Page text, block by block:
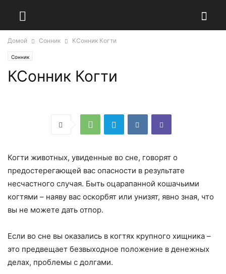
Домой Сонник КСонник Когти
Сонник
КСонник Когти
Когти животных, увиденные во сне, говорят о
предостерегающей вас опасности в результате
несчастного случая. Быть оцарапанной кошачьими
когтями – наяву вас оскорбят или унизят, явно зная, что
вы не можете дать отпор.
Если во сне вы оказались в когтях крупного хищника –
это предвещает безвыходное положение в денежных
делах, проблемы с долгами.